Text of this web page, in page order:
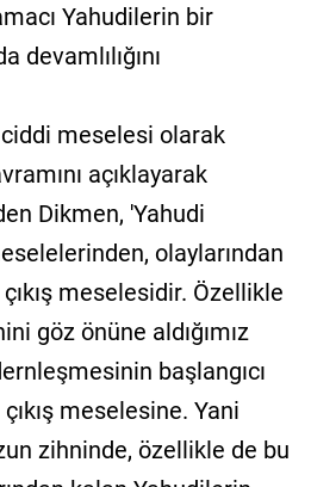
Yahudilerin bir
devamlılığını
meselesi olarak
açıklayarak
Dikmen, 'Yahudi
olaylarından
meselesidir. Özellikle
göz önüne aldığımız
başlangıcı
meselesine. Yani
zihninde, özellikle de bu